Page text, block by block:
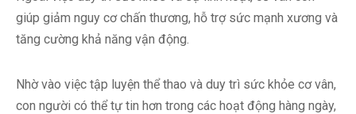
giúp giảm nguy cơ chấn thương, hỗ trợ sức mạnh xương và
tăng cường khả năng vận động.
Nhờ vào việc tập luyện thể thao và duy trì sức khỏe cơ vân,
con người có thể tự tin hơn trong các hoạt động hàng ngày,